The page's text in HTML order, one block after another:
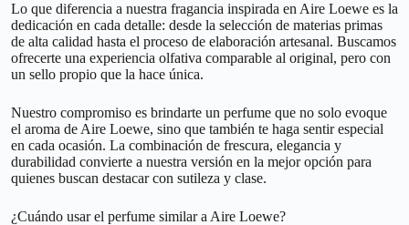
Lo que diferencia a nuestra fragancia inspirada en Aire Loewe es la
dedicación en cada detalle: desde la selección de materias primas
de alta calidad hasta el proceso de elaboración artesanal. Buscamos
ofrecerte una experiencia olfativa comparable al original, pero con
un sello propio que la hace única.
Nuestro compromiso es brindarte un perfume que no solo evoque
el aroma de Aire Loewe, sino que también te haga sentir especial
en cada ocasión. La combinación de frescura, elegancia y
durabilidad convierte a nuestra versión en la mejor opción para
quienes buscan destacar con sutileza y clase.
¿Cuándo usar el perfume similar a Aire Loewe?